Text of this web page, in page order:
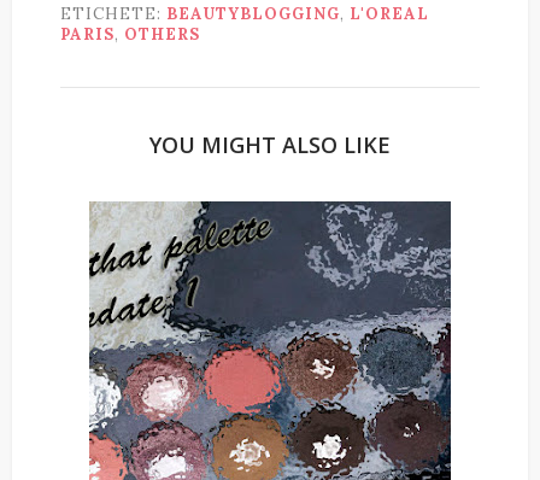
ETICHETE: BEAUTYBLOGGING, L'OREAL
PARIS, OTHERS
YOU MIGHT ALSO LIKE